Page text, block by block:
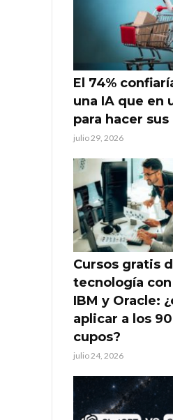
El 74%
una IA que en
para hacer
julio 29, 2026
Cursos gratis
tecnología
IBM y Oracle:
aplicar a los
cupos?
julio 24, 2026